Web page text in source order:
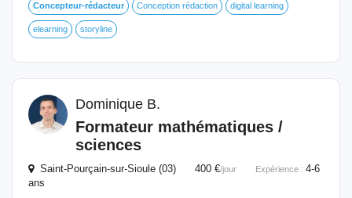
Concepteur-rédacteur Conception rédaction digital learning
elearning storyline
Dominique B.
Formateur mathématiques /
sciences
Saint-Pourçain-sur-Sioule (03) 400 €/jour Expérience : 4-6
ans